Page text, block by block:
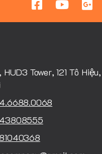
Tower, 121 Tô